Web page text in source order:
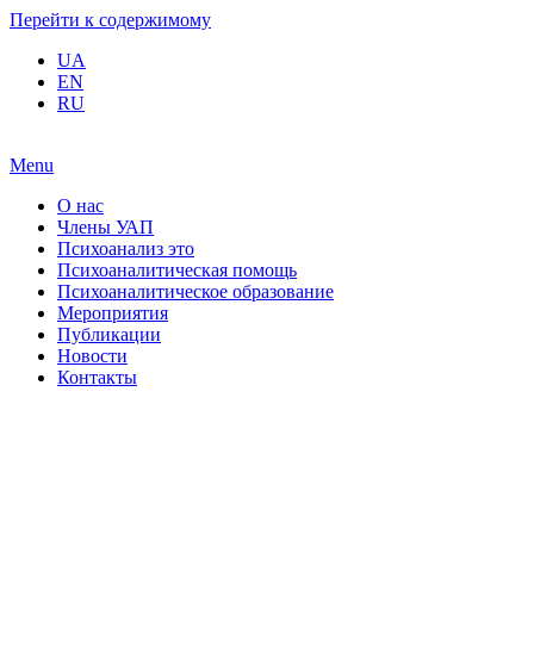
Перейти к содержимому
UA
EN
RU
Menu
О нас
Члены УАП
Психоанализ это
Психоаналитическая помощь
Психоаналитическое образование
Мероприятия
Публикации
Новости
Контакты